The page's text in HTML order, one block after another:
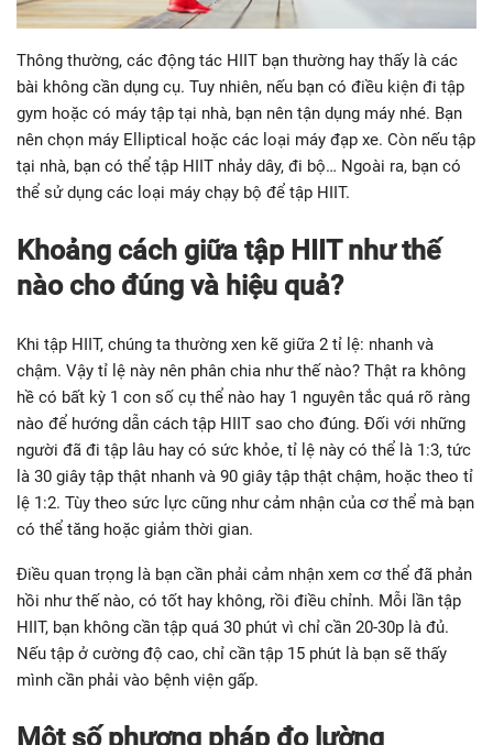
Thông thường, các động tác HIIT bạn thường hay thấy là các
bài không cần dụng cụ. Tuy nhiên, nếu bạn có điều kiện đi tập
gym hoặc có máy tập tại nhà, bạn nên tận dụng máy nhé. Bạn
nên chọn máy Elliptical hoặc các loại máy đạp xe. Còn nếu tập
tại nhà, bạn có thể tập HIIT nhảy dây, đi bộ… Ngoài ra, bạn có
thể sử dụng các loại máy chạy bộ để tập HIIT.
Khoảng cách giữa tập HIIT như thế
nào cho đúng và hiệu quả?
Khi tập HIIT, chúng ta thường xen kẽ giữa 2 tỉ lệ: nhanh và
chậm. Vậy tỉ lệ này nên phân chia như thế nào? Thật ra không
hề có bất kỳ 1 con số cụ thể nào hay 1 nguyên tắc quá rõ ràng
nào để hướng dẫn cách tập HIIT sao cho đúng. Đối với những
người đã đi tập lâu hay có sức khỏe, tỉ lệ này có thể là 1:3, tức
là 30 giây tập thật nhanh và 90 giây tập thật chậm, hoặc theo tỉ
lệ 1:2. Tùy theo sức lực cũng như cảm nhận của cơ thể mà bạn
có thể tăng hoặc giảm thời gian.
Điều quan trọng là bạn cần phải cảm nhận xem cơ thể đã phản
hồi như thế nào, có tốt hay không, rồi điều chỉnh. Mỗi lần tập
HIIT, bạn không cần tập quá 30 phút vì chỉ cần 20-30p là đủ.
Nếu tập ở cường độ cao, chỉ cần tập 15 phút là bạn sẽ thấy
mình cần phải vào bệnh viện gấp.
Một số phương pháp đo lường